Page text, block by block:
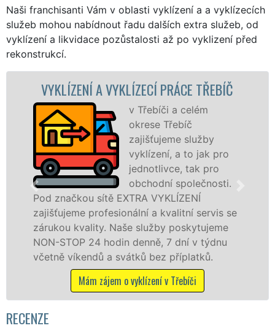
Naši franchisanti Vám v oblasti vyklízení a a vyklízecích
služeb mohou nabídnout řadu dalších extra služeb, od
vyklízení a likvidace pozůstalosti až po vyklizení před
rekonstrukcí.
VYKLÍZENÍ A VYKLÍZECÍ PRÁCE TŘEBÍČ
v Třebíči a celém
okrese Třebíč
zajišťujeme služby
vyklízení, a to jak pro
jednotlivce, tak pro
obchodní společnosti.
značkou sítě EXTRA VYKLÍZENÍ
profesionální a kvalitní servis se
kvality. Naše služby poskytujeme
STOP 24 hodin denně, 7 dní v týdnu
víkendů a svátků bez příplatků.
Mám zájem o vyklízení v Třebíči
RECENZE